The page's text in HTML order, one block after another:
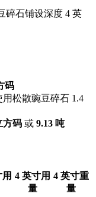
碎石铺设深度 4 英
码
用松散豌豆碎石 1.4
方码 或 9.13 吨
4 英寸用
量
4 英寸重
量